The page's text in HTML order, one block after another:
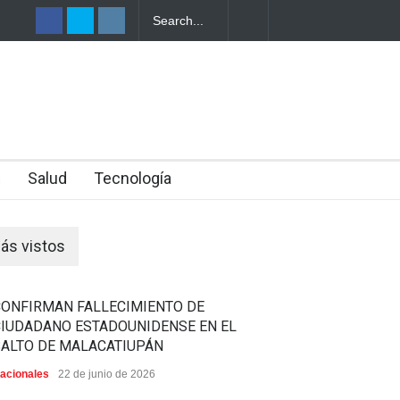
Salud Tecnología
vistos
FALLECIMIENTO DE
ESTADOUNIDENSE EN EL
DE MALACATIUPÁN
22 de junio de 2026